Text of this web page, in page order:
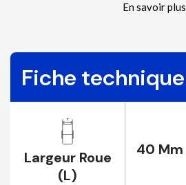
En savoir plus
Fiche technique
Largeur Roue
(L)
40 Mm